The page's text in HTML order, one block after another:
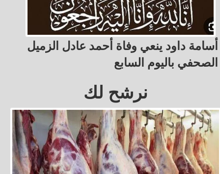
أسامة داود ينعي وفاة أحمد عادل الزميل
الصحفي باليوم السابع
نرشح لك